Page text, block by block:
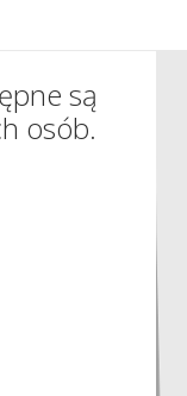
są
osób.